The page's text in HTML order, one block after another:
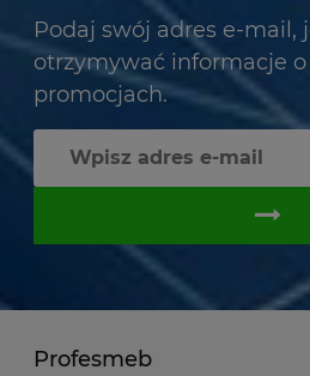
Podaj swój adres e-mail,
otrzymywać informacje
promocjach.
Profesmeb